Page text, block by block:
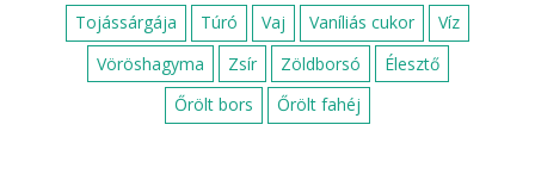
Tojássárgája Túró Vaj Vaníliás cukor
Víz
Vöröshagyma
Zsír Zöldborsó
Élesztő
Őrölt bors
Őrölt fahéj